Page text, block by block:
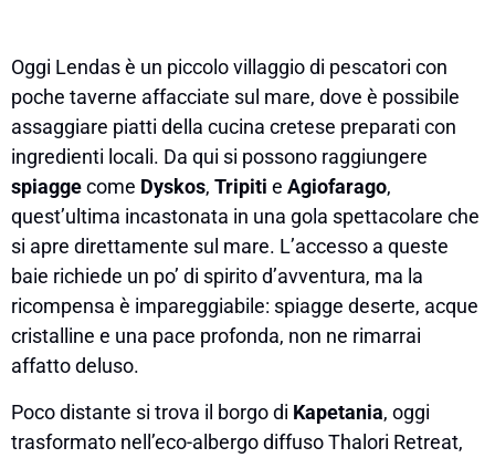
Oggi Lendas è un piccolo villaggio di pescatori con
poche taverne affacciate sul mare, dove è possibile
assaggiare piatti della cucina cretese preparati con
ingredienti locali. Da qui si possono raggiungere
spiaggecome Dyskos, Tripiti e Agiofarago,
quest’ultima incastonata in una gola spettacolare che
si apre direttamente sul mare. L’accesso a queste
baie richiede un po’ di spirito d’avventura, ma la
ricompensa è impareggiabile: spiagge deserte, acque
cristalline e una pace profonda, non ne rimarrai
affatto deluso.
Poco distante si trova il borgo di Kapetania, oggi
trasformato nell’eco-albergo diffuso Thalori Retreat,